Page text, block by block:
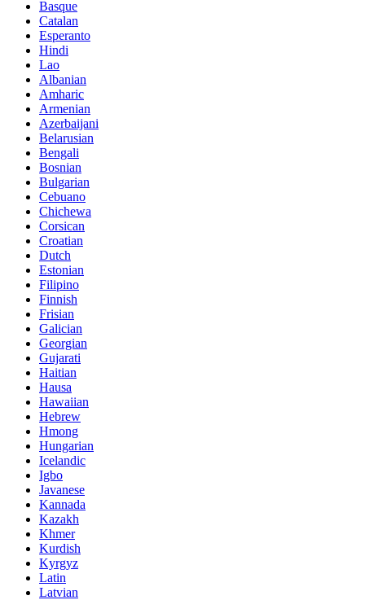
Basque
Catalan
Esperanto
Hindi
Lao
Albanian
Amharic
Armenian
Azerbaijani
Belarusian
Bengali
Bosnian
Bulgarian
Cebuano
Chichewa
Corsican
Croatian
Dutch
Estonian
Filipino
Finnish
Frisian
Galician
Georgian
Gujarati
Haitian
Hausa
Hawaiian
Hebrew
Hmong
Hungarian
Icelandic
Igbo
Javanese
Kannada
Kazakh
Khmer
Kurdish
Kyrgyz
Latin
Latvian